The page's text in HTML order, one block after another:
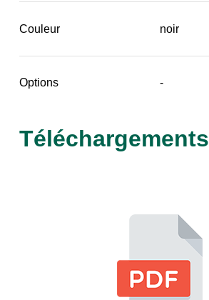
Couleur noir
Options -
Téléchargements